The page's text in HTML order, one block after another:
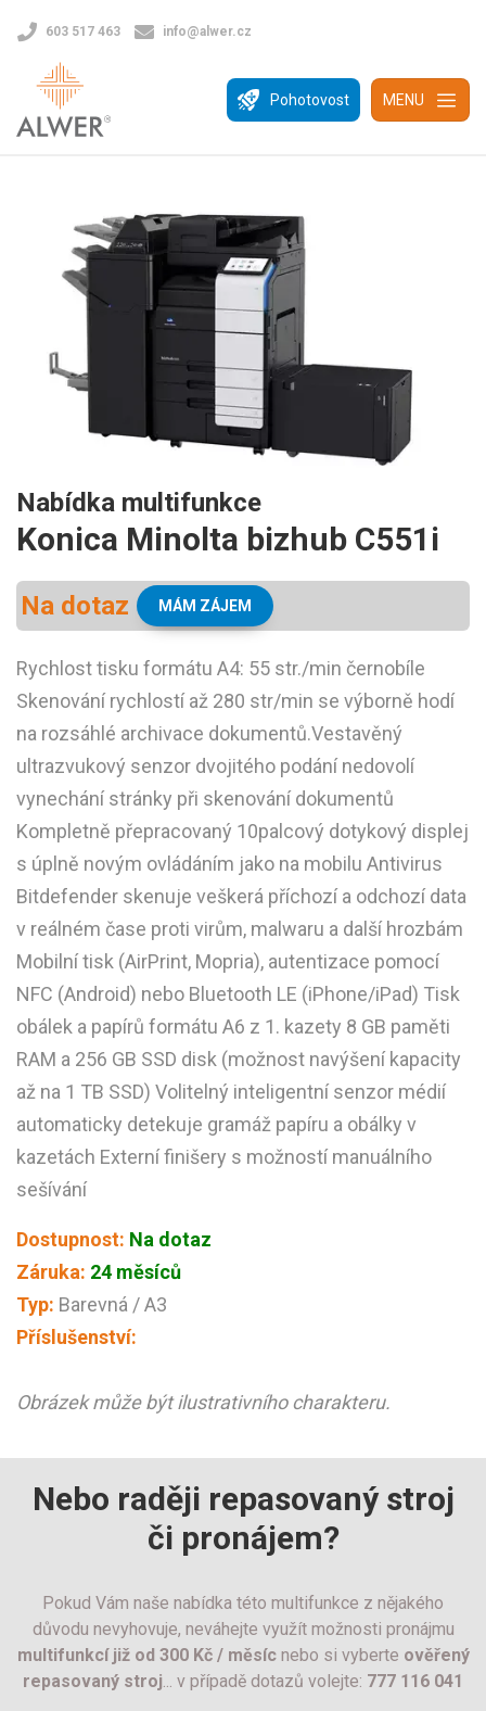
Pohotovost MENU
603 517 463 info@alwer.cz
Nabídka multifunkce
Konica Minolta bizhub C551i
Na dotaz MÁM ZÁJEM
Rychlost tisku formátu A4: 55 str./min černobíle
Skenování rychlostí až 280 str/min se výborně hodí
na rozsáhlé archivace dokumentů.Vestavěný
ultrazvukový senzor dvojitého podání nedovolí
vynechání stránky při skenování dokumentů
Kompletně přepracovaný 10palcový dotykový displej
s úplně novým ovládáním jako na mobilu Antivirus
Bitdefender skenuje veškerá příchozí a odchozí data
v reálném čase proti virům, malwaru a další hrozbám
Mobilní tisk (AirPrint, Mopria), autentizace pomocí
NFC (Android) nebo Bluetooth LE (iPhone/iPad) Tisk
obálek a papírů formátu A6 z 1. kazety 8 GB paměti
RAM a 256 GB SSD disk (možnost navýšení kapacity
až na 1 TB SSD) Volitelný inteligentní senzor médií
automaticky detekuje gramáž papíru a obálky v
kazetách Externí finišery s možností manuálního
sešívání
Dostupnost: Na dotaz
Záruka: 24 měsíců
Typ: Barevná / A3
Příslušenství:
Obrázek může být ilustrativního charakteru.
Nebo raději repasovaný stroj
či pronájem?
Pokud Vám naše nabídka této multifunkce z nějakého
důvodu nevyhovuje, neváhejte využít možnosti pronájmu
multifunkcí již od 300 Kč / měsícnebo si vyberte ověřený
repasovaný stroj... v případě dotazů volejte: 777 116 041